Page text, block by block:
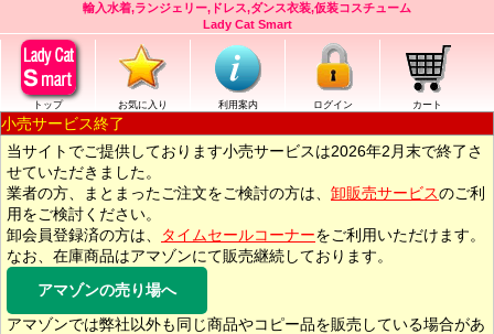
輸入水着,ランジェリー,ドレス,ダンス衣装,仮装コスチューム
Lady Cat Smart
トップ お気に入り 利用案内 ログイン カート
小売サービス終了
当サイトでご提供しております小売サービスは2026年2月末で終了さ
せていただきました。
業者の方、まとまったご注文をご検討の方は、 卸販売サービスのご利
用をご検討ください。
卸会員登録済の方は、
タイムセールコーナーをご利用いただけます。
なお、在庫商品はアマゾンにて販売継続しております。
アマゾンの売り場へ
アマゾンでは弊社以外も同じ商品やコピー品を販売している場合があ